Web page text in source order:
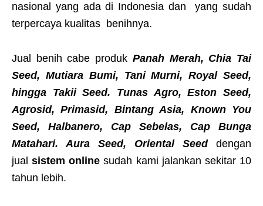
nasional yang ada di Indonesia dan yang sudah
terpercaya kualitas benihnya.
Jual benih cabe produk Panah Merah, Chia Tai
Seed, Mutiara Bumi, Tani Murni, Royal Seed,
hingga Takii Seed. Tunas Agro, Eston Seed,
Agrosid, Primasid, Bintang Asia, Known You
Seed, Halbanero, Cap Sebelas, Cap Bunga
Matahari. Aura Seed, Oriental Seeddengan
jualsistem online sudah kami jalankan sekitar 10
tahun lebih.